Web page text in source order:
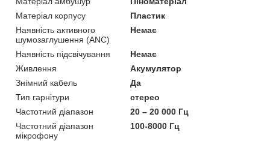
Матеріал корпусу
Пластик
Наявність активного
шумозаглушення (ANC)
Немає
Наявність підсвічування
Немає
Живлення
Акумулятор
Знімний кабель
Да
Тип гарнітури
стерео
Частотний діапазон
20 – 20 000 Гц
Частотний діапазон
мікрофону
100-8000 Гц